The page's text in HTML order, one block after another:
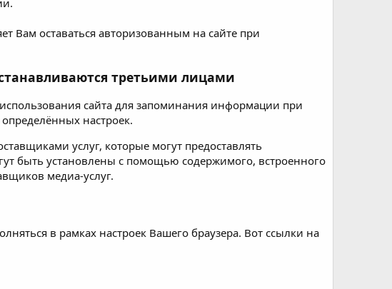
Вам оставаться авторизованным на сайте при
третьими лицами
сайта для запоминания информации при
настроек.
услуг, которые могут предоставлять
быть установлены с помощью содержимого, встроенного
медиа-услуг.
в рамках настроек Вашего браузера. Вот ссылки на